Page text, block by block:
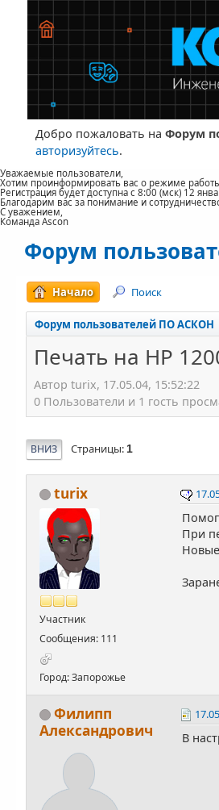
Добро пожаловать на Форум
авторизуйтесь.
Уважаемые пользователи,
Хотим проинформировать вас о режиме
Регистрация будет доступна с 8:00 (мск) 12
Благодарим вас за понимание и
С уважением,
Команда Ascon
Форум
Начало Поиск
Форум пользователей ПО АСКОН
Печать на НР
Автор turix, 17.05.04, 15:52:22
0 Пользователи и 1 гость
ВНИЗ Страницы 1
turix
Участник
Сообщения: 111
Город: Запорожье
При
Филипп
Александрович
В